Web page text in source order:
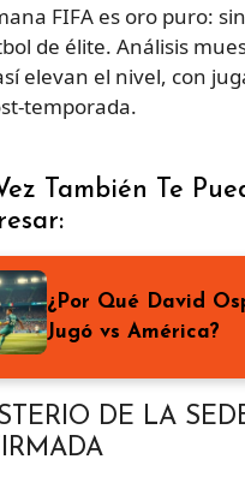
FIFA es oro puro:
de élite. Análisis
elevan el nivel, con
temporada.
También Te
¿Por Qué David
Jugó vs América?
DE LA